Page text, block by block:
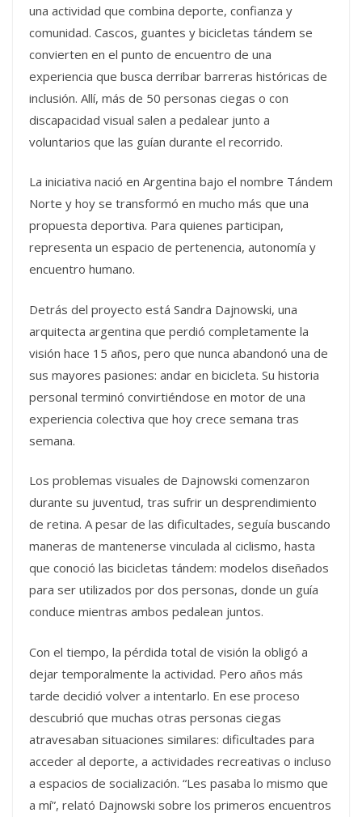
una actividad que combina deporte, confianza y
comunidad. Cascos, guantes y bicicletas tándem se
convierten en el punto de encuentro de una
experiencia que busca derribar barreras históricas de
inclusión. Allí, más de 50 personas ciegas o con
discapacidad visual salen a pedalear junto a
voluntarios que las guían durante el recorrido.
La iniciativa nació en Argentina bajo el nombre Tándem
Norte y hoy se transformó en mucho más que una
propuesta deportiva. Para quienes participan,
representa un espacio de pertenencia, autonomía y
encuentro humano.
Detrás del proyecto está Sandra Dajnowski, una
arquitecta argentina que perdió completamente la
visión hace 15 años, pero que nunca abandonó una de
sus mayores pasiones: andar en bicicleta. Su historia
personal terminó convirtiéndose en motor de una
experiencia colectiva que hoy crece semana tras
semana.
Los problemas visuales de Dajnowski comenzaron
durante su juventud, tras sufrir un desprendimiento
de retina. A pesar de las dificultades, seguía buscando
maneras de mantenerse vinculada al ciclismo, hasta
que conoció las bicicletas tándem: modelos diseñados
para ser utilizados por dos personas, donde un guía
conduce mientras ambos pedalean juntos.
Con el tiempo, la pérdida total de visión la obligó a
dejar temporalmente la actividad. Pero años más
tarde decidió volver a intentarlo. En ese proceso
descubrió que muchas otras personas ciegas
atravesaban situaciones similares: dificultades para
acceder al deporte, a actividades recreativas o incluso
a espacios de socialización. “Les pasaba lo mismo que
a mí”, relató Dajnowski sobre los primeros encuentros